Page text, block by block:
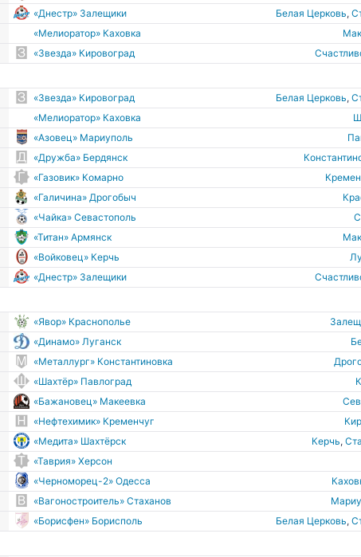
«Днестр» Залещики Белая Церковь,
«Мелиоратор» Каховка
«Звезда» Кировоград
«Звезда» Кировоград Белая Церковь,
«Мелиоратор» Каховка
«Азовец» Мариуполь
«Дружба» Бердянск
«Газовик» Комарно
«Галичина» Дрогобыч
«Чайка» Севастополь
«Титан» Армянск
«Войковец» Керчь
«Днестр» Залещики
«Явор» Краснополье
«Динамо» Луганск
«Металлург» Константиновка
«Шахтёр» Павлоград
«Бажановец» Макеевка
«Нефтехимик» Кременчуг
«Медита» Шахтёрск Керчь,
«Таврия» Херсон
«Черноморец-2» Одесса
«Вагоностроитель» Стаханов
«Борисфен» Борисполь Белая Церковь,